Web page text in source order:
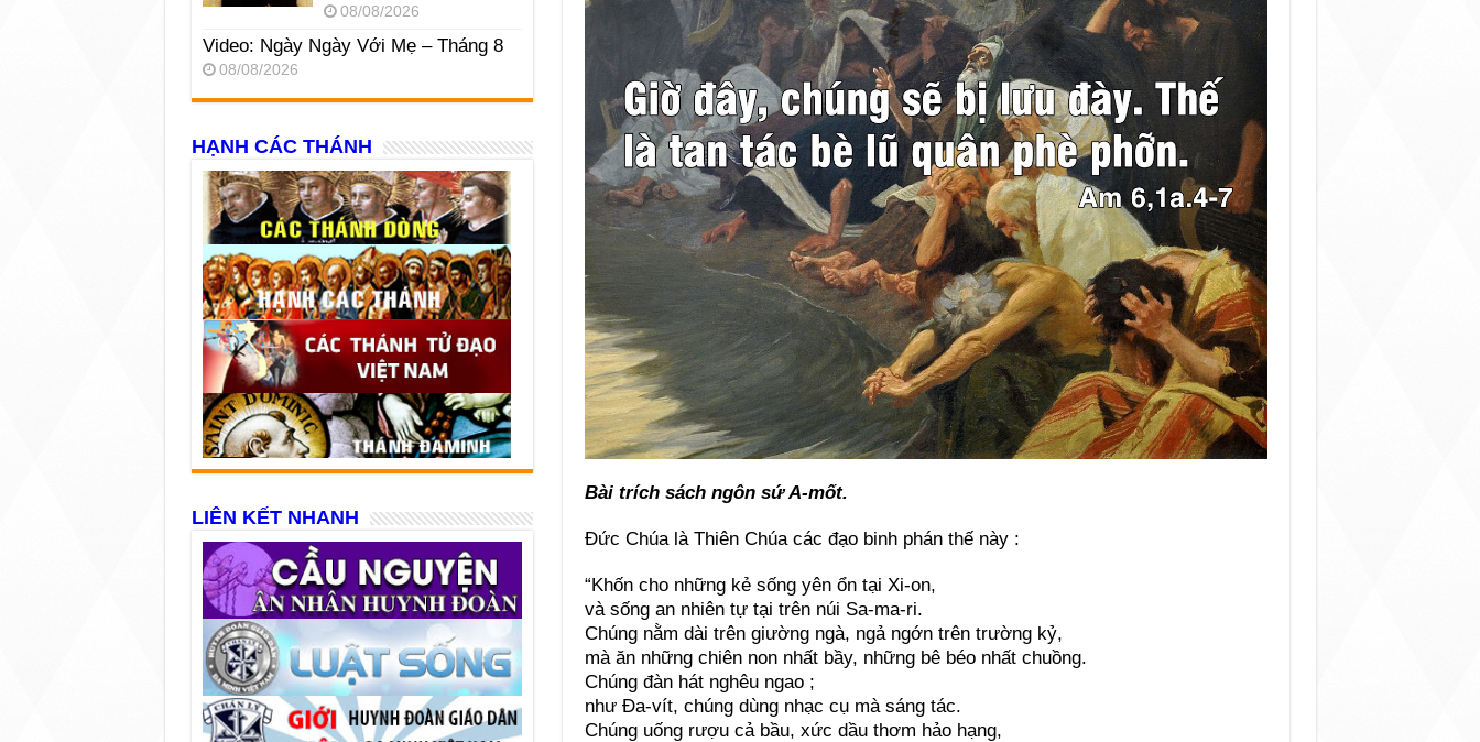
Bài trích sách ngôn sứ A-mốt.
Đức Chúa là Thiên Chúa các đạo binh phán thế này :
“Khốn cho những kẻ sống yên ổn tại Xi-on,
và sống an nhiên tự tại trên núi Sa-ma-ri.
Chúng nằm dài trên giường ngà, ngả ngớn trên trường kỷ,
mà ăn những chiên non nhất bầy, những bê béo nhất chuồng.
Chúng đàn hát nghêu ngao ;
như Đa-vít, chúng dùng nhạc cụ mà sáng tác.
Chúng uống rượu cả bầu, xức dầu thơm hảo hạng,
08/08/2026
Video: Ngày Ngày Với Mẹ – Tháng 8
08/08/2026
HẠNH CÁC THÁNH
LIÊN KẾT NHANH